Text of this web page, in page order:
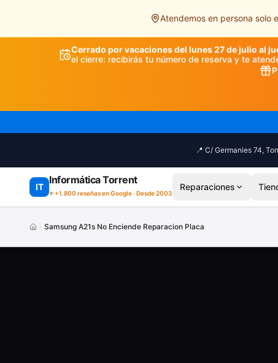
Atendemos en persona solo
Cerrado por vacaciones del lunes 27 de julio al
el cierre: recibirás tu número de reserva y te
📍 C/ Germanies 74,
IT
Informática Torrent
⭐ +1.800 reseñas en Google · Desde 2003
Reparaciones
Samsung A21s No Enciende Reparacion Placa